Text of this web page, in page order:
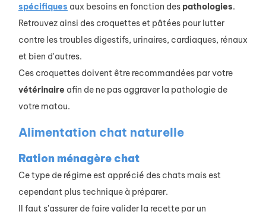
spécifiques aux besoins en fonction des pathologies.
Retrouvez ainsi des croquettes et pâtées pour lutter
contre les troubles digestifs, urinaires, cardiaques, rénaux
et bien d'autres.
Ces croquettes doivent être recommandées par votre
vétérinaire afin de ne pas aggraver la pathologie de
votre matou.
Alimentation chat naturelle
Ration ménagère chat
Ce type de régime est apprécié des chats mais est
cependant plus technique à préparer.
Il faut s'assurer de faire valider la recette par un